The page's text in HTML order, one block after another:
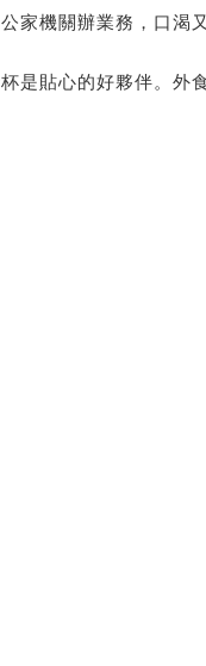
機關辦業務，口
貼心的好夥伴。外